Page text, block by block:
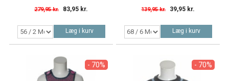
279,95 kr. 83,95 kr.
Læg i kurv
139,95 kr. 39,95 kr.
Læg i kurv
- 70% - 70%